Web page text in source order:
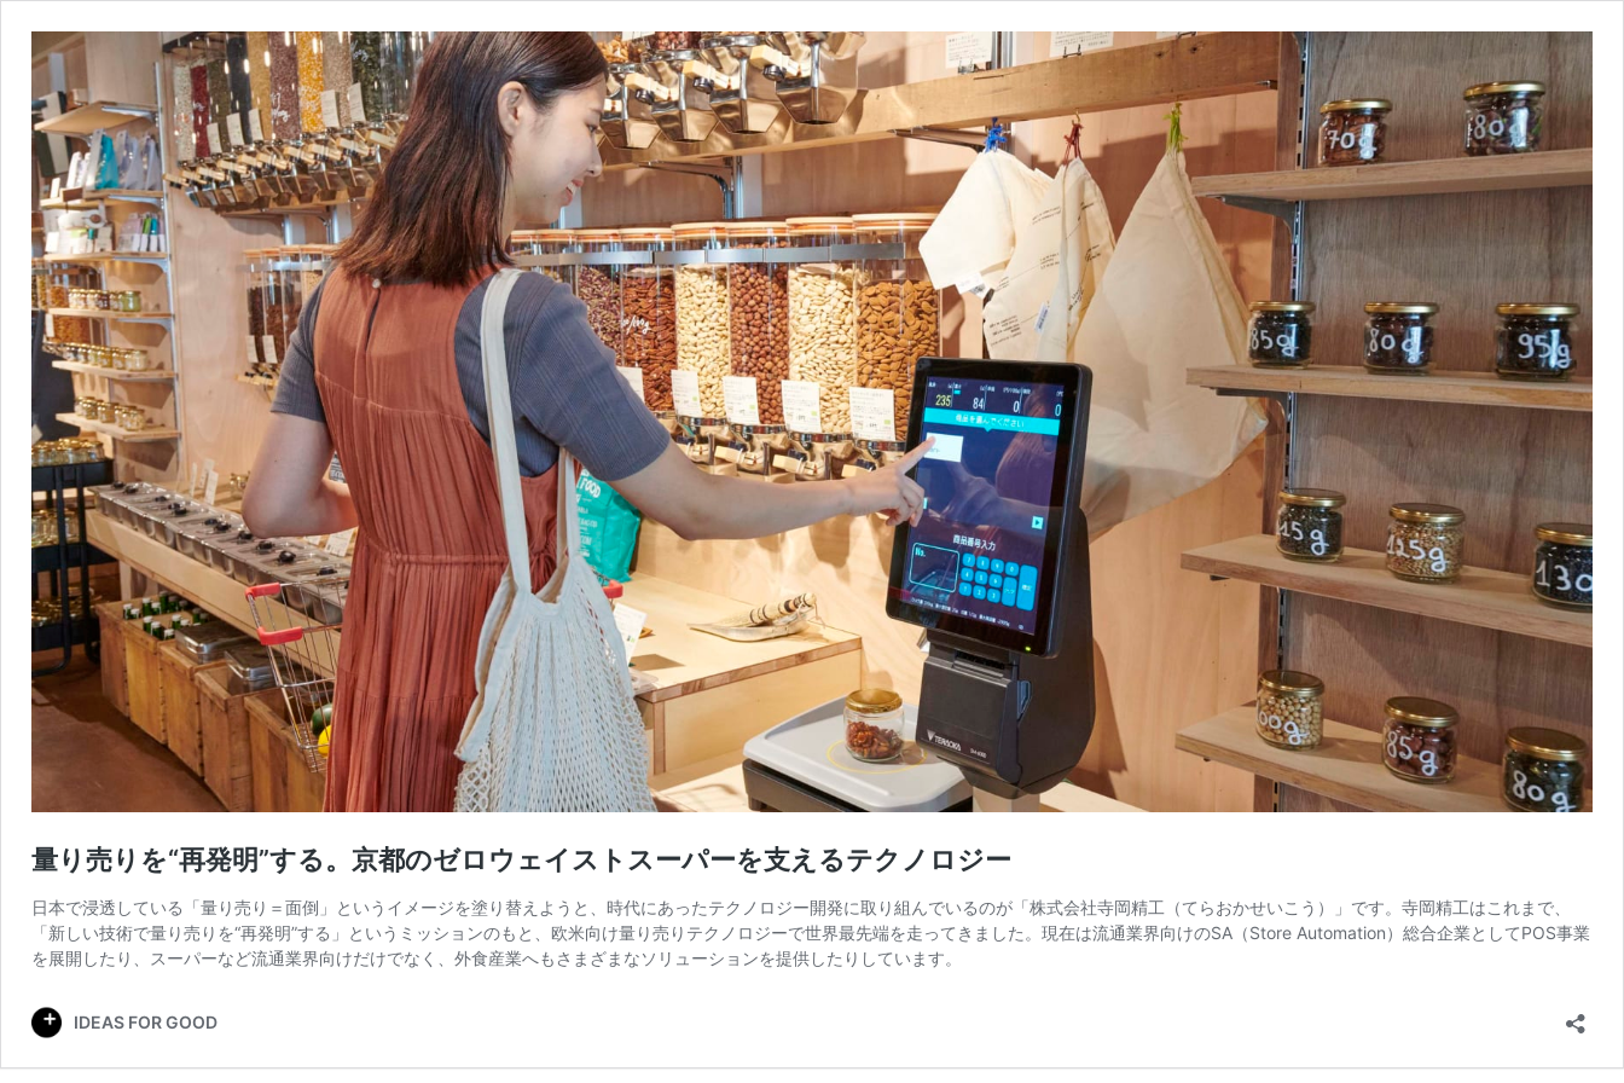
量り売りを“再発明”する。京都のゼロウェイストスーパーを支えるテクノロジー
日本で浸透している「量り売り＝面倒」というイメージを塗り替えようと、時代にあったテクノロジー開発に取り組んでいるのが「株式会社寺岡精工（てらおかせいこう）」です。寺岡精工はこれまで、
「新しい技術で量り売りを“再発明”する」というミッションのもと、欧米向け量り売りテクノロジーで世界最先端を走ってきました。現在は流通業界向けのSA（Store Automation）総合企業としてPOS事業
を展開したり、スーパーなど流通業界向けだけでなく、外食産業へもさまざまなソリューションを提供したりしています。
IDEAS FOR GOOD